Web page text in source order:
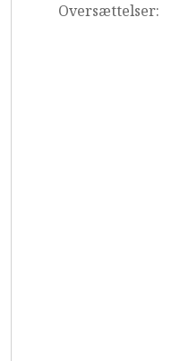
Oversættelser: